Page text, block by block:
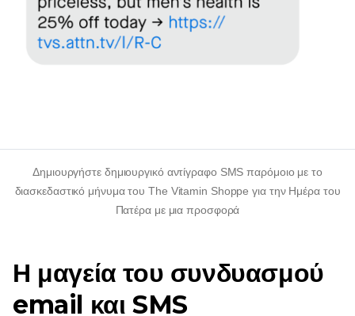
Δημιουργήστε δημιουργικό αντίγραφο SMS παρόμοιο με το
διασκεδαστικό μήνυμα του The Vitamin Shoppe για την Ημέρα του
Πατέρα με μια προσφορά
Η μαγεία του συνδυασμού
email και SMS